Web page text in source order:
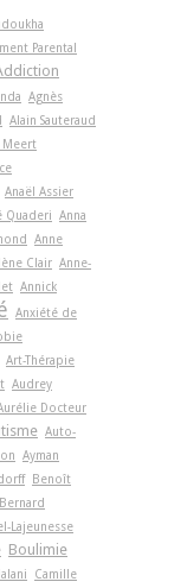
Parental
Agnès
Alain Sauteraud
Meert
Anaël Assier
Quaderi Anna
Anne
Clair Anne-
Annick
Anxiété de
Art-Thérapie
Audrey
Docteur
Auto-
Ayman
Benoît
Bernard
Lajeunesse
Boulimie
Camille